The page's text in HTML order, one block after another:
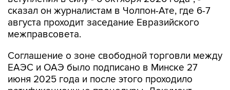
сказал он журналистам в Чолпон-Ате, где 6-7
августа проходит заседание Евразийского
межправсовета.
Соглашение о зоне свободной торговли между
ЕАЭС и ОАЭ было подписано в Минске 27
июня 2025 года и после этого проходило